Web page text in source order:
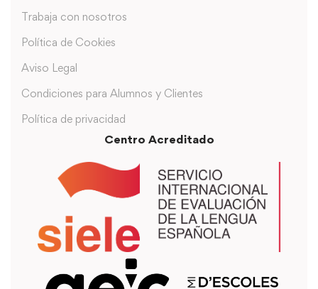
Trabaja con nosotros
Política de Cookies
Aviso Legal
Condiciones para Alumnos y Clientes
Política de privacidad
Centro Acreditado